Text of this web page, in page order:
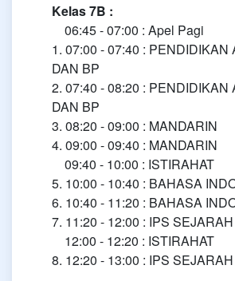
Kelas 7B :
06:45 - 07:00 : Apel Pagi
1. 07:00 - 07:40 : PENDIDIKAN
DAN BP
2. 07:40 - 08:20 : PENDIDIKAN
DAN BP
3. 08:20 - 09:00 : MANDARIN
4. 09:00 - 09:40 : MANDARIN
09:40 - 10:00 : ISTIRAHAT
5. 10:00 - 10:40 : BAHASA
6. 10:40 - 11:20 : BAHASA
7. 11:20 - 12:00 : IPS SEJARAH
12:00 - 12:20 : ISTIRAHAT
8. 12:20 - 13:00 : IPS SEJARAH